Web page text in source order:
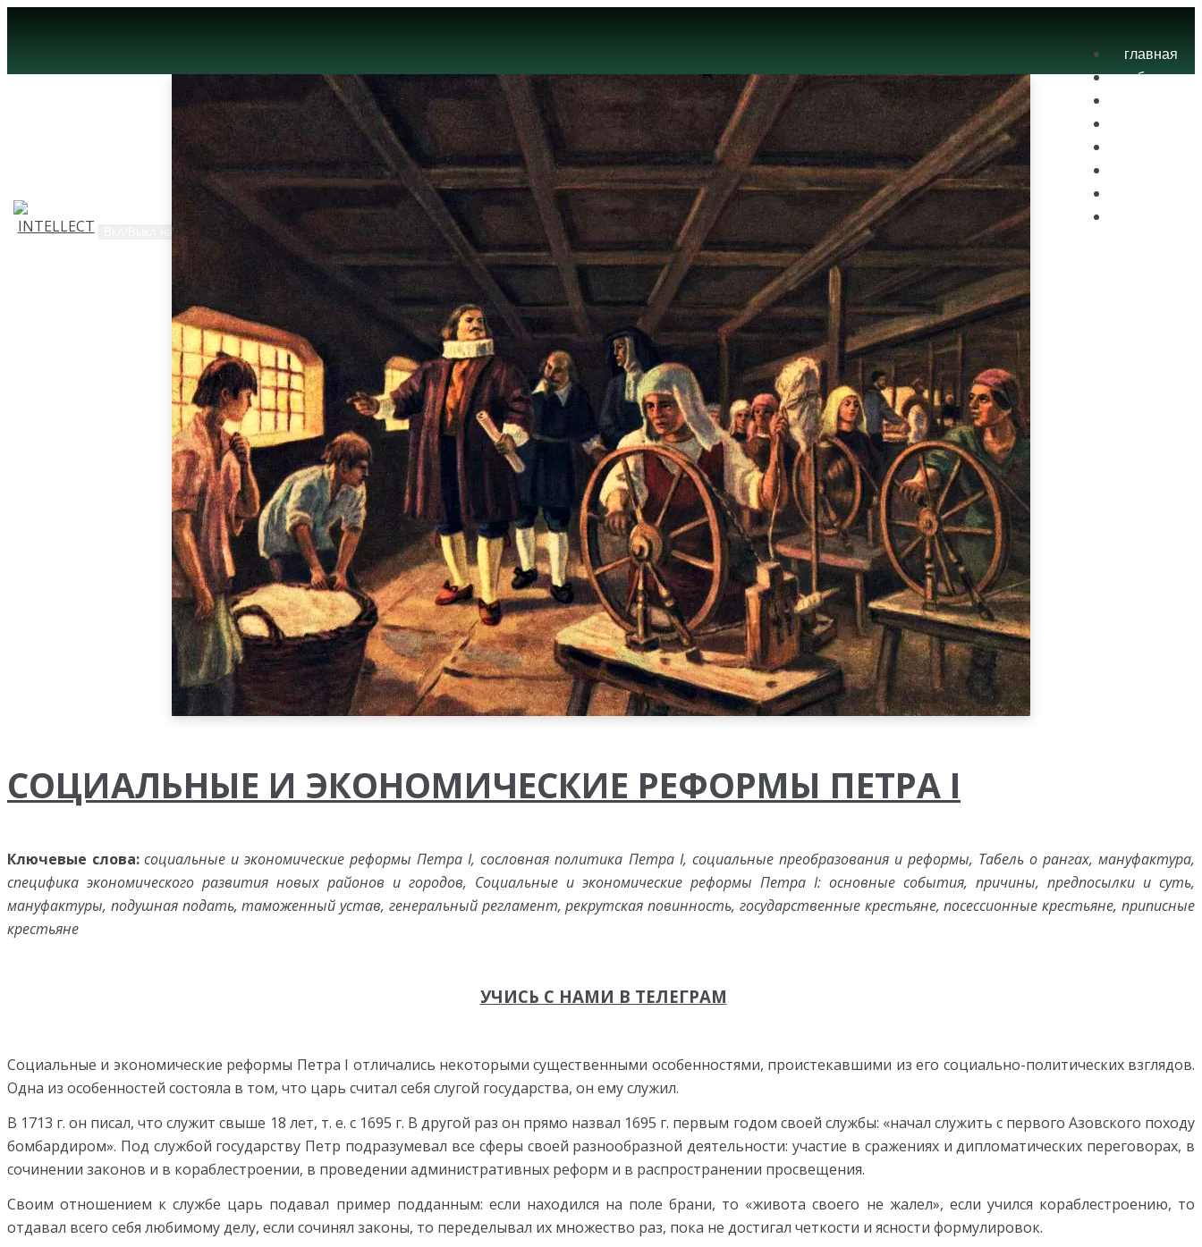
Вкл/Выкл навигацию
главная
блог
СОЦИАЛЬНЫЕ И ЭКОНОМИЧЕСКИЕ РЕФОРМЫ ПЕТРА I
Ключевые слова: социальные и экономические реформы Петра I, сословная политика Петра I, социальные преобразования и реформы, Табель о рангах, мануфактура,
специфика экономического развития новых районов и городов, Социальные и экономические реформы Петра I: основные события, причины, предпосылки и суть,
мануфактуры, подушная подать, таможенный устав, генеральный регламент, рекрутская повинность, государственные крестьяне, посессионные крестьяне, приписные
крестьяне
УЧИСЬ С НАМИ В ТЕЛЕГРАМ
Социальные и экономические реформы Петра I отличались некоторыми существенными особенностями, проистекавшими из его социально-политических взглядов.
Одна из особенностей состояла в том, что царь считал себя слугой государства, он ему служил.
В 1713 г. он писал, что служит свыше 18 лет, т. е. с 1695 г. В другой раз он прямо назвал 1695 г. первым годом своей службы: «начал служить с первого Азовского походу
бомбардиром». Под службой государству Петр подразумевал все сферы своей разнообразной деятельности: участие в сражениях и дипломатических переговорах, в
сочинении законов и в кораблестроении, в проведении административных реформ и в распространении просвещения.
Своим отношением к службе царь подавал пример подданным: если находился на поле брани, то «живота своего не жалел», если учился кораблестроению, то
отдавал всего себя любимому делу, если сочинял законы, то переделывал их множество раз, пока не достигал четкости и ясности формулировок.